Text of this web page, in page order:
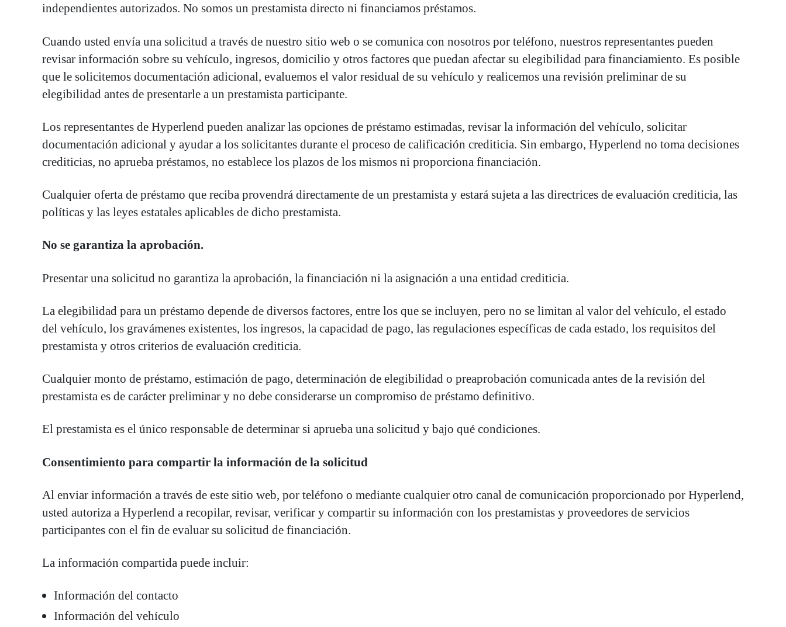
independientes autorizados. No somos un prestamista directo ni financiamos préstamos.
Cuando usted envía una solicitud a través de nuestro sitio web o se comunica con nosotros por teléfono, nuestros representantes pueden
revisar información sobre su vehículo, ingresos, domicilio y otros factores que puedan afectar su elegibilidad para financiamiento. Es posible
que le solicitemos documentación adicional, evaluemos el valor residual de su vehículo y realicemos una revisión preliminar de su
elegibilidad antes de presentarle a un prestamista participante.
Los representantes de Hyperlend pueden analizar las opciones de préstamo estimadas, revisar la información del vehículo, solicitar
documentación adicional y ayudar a los solicitantes durante el proceso de calificación crediticia. Sin embargo, Hyperlend no toma decisiones
crediticias, no aprueba préstamos, no establece los plazos de los mismos ni proporciona financiación.
Cualquier oferta de préstamo que reciba provendrá directamente de un prestamista y estará sujeta a las directrices de evaluación crediticia, las
políticas y las leyes estatales aplicables de dicho prestamista.
No se garantiza la aprobación.
Presentar una solicitud no garantiza la aprobación, la financiación ni la asignación a una entidad crediticia.
La elegibilidad para un préstamo depende de diversos factores, entre los que se incluyen, pero no se limitan al valor del vehículo, el estado
del vehículo, los gravámenes existentes, los ingresos, la capacidad de pago, las regulaciones específicas de cada estado, los requisitos del
prestamista y otros criterios de evaluación crediticia.
Cualquier monto de préstamo, estimación de pago, determinación de elegibilidad o preaprobación comunicada antes de la revisión del
prestamista es de carácter preliminar y no debe considerarse un compromiso de préstamo definitivo.
El prestamista es el único responsable de determinar si aprueba una solicitud y bajo qué condiciones.
Consentimiento para compartir la información de la solicitud
Al enviar información a través de este sitio web, por teléfono o mediante cualquier otro canal de comunicación proporcionado por Hyperlend,
usted autoriza a Hyperlend a recopilar, revisar, verificar y compartir su información con los prestamistas y proveedores de servicios
participantes con el fin de evaluar su solicitud de financiación.
La información compartida puede incluir:
Información del contacto
Información del vehículo